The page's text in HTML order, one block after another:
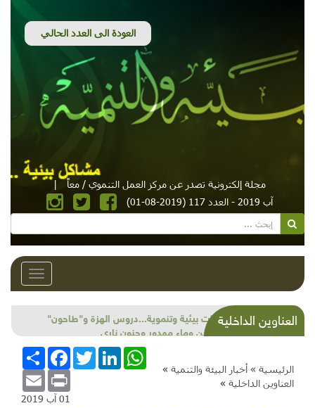
مجلة إلكترونية تصدر عن مركز العمل التنموي / معاً
|
آب 2019 - العدد 117 (2019-08-01)
Toggle
العناوين الداخليةشذرات بيئية وتنموية...دروس الهزة و"طاحون"
الخريجين وماء مهدور وجنون ناري
الرئيسية » أخبار البيئة والتنمية »
العناوين الداخلية »
انشر
FacebookTwitterLinkedInWhatsApp
Email Print
01 آب 2019